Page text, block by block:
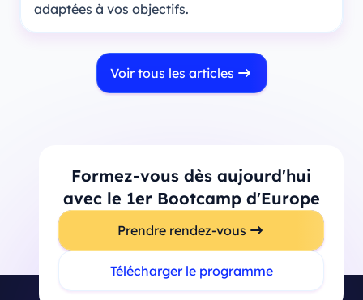
adaptées à vos objectifs.
Voir tous les articles
Formez-vous dès aujourd'hui
avec le 1er Bootcamp d'Europe
Prendre rendez-vous
Télécharger le programme